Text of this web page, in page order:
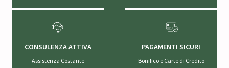
CONSULENZA ATTIVA
Assistenza Costante
PAGAMENTI SICURI
Bonifico e Carte di Credito